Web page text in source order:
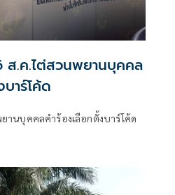
ส.ค.ไต่สวนพยานบุคคล
าร์โค้ด
านบุคคลคำร้องเลือกตั้งบาร์โค้ด